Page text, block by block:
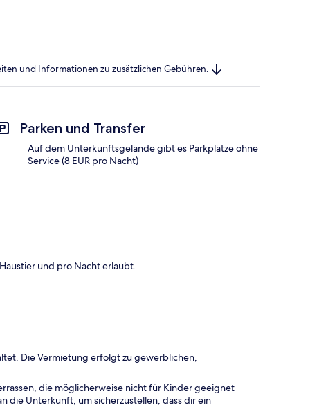
und Informationen zu zusätzlichen Gebühren.
Parken und Transfer
Auf dem Unterkunftsgelände gibt es Parkplätze ohne
Service (8 EUR pro Nacht)
und pro Nacht erlaubt.
Die Vermietung erfolgt zu gewerblichen,
die möglicherweise nicht für Kinder geeignet
die Unterkunft, um sicherzustellen, dass dir ein